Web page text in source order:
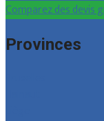
Comparez des devis
Provinces